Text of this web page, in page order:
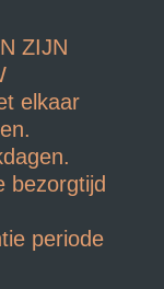
ZIJN
elkaar
bezorgtijd
periode